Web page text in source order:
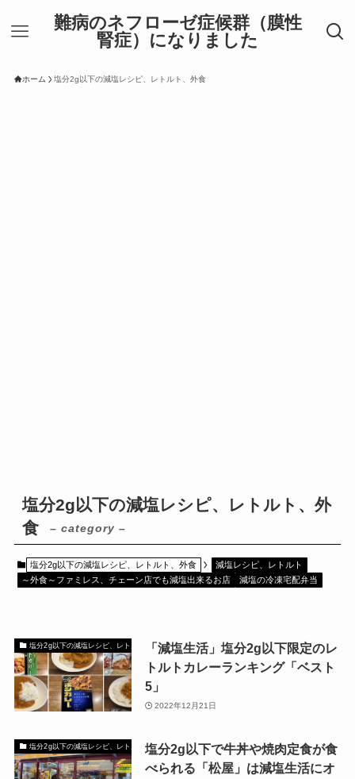
難病のネフローゼ症候群（膜性
腎症）になりました
ホーム 塩分2g以下の減塩レシピ、レトルト、外食
塩分2g以下の減塩レシピ、レトルト、外
食
– category –
塩分2g以下の減塩レシピ、レトルト、外食
減塩レシピ、レトルト
～外食～ファミレス、チェーン店でも減塩出来るお店
減塩の冷凍宅配弁当
塩分2g以下の減塩レシピ、レトルト、外食「減塩生活」塩分2g以下限定のレ
トルトカレーランキング「ベスト
5」
2022年12月21日
塩分2g以下の減塩レシピ、レトルト、外食塩分2g以下で牛丼や焼肉定食が食
べられる「松屋」は減塩生活にオ